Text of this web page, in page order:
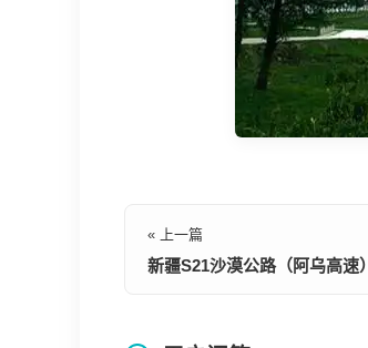
« 上一篇
新疆S21沙漠公路（阿乌高速）